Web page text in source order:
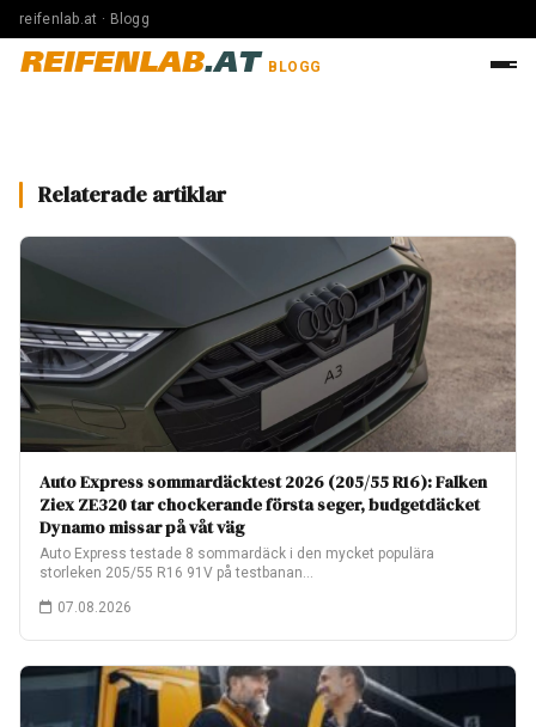
reifenlab.at · Blogg
REIFENLAB.AT BLOGG
Relaterade artiklar
Auto Express sommardäcktest 2026 (205/55 R16): Falken
Ziex ZE320 tar chockerande första seger, budgetdäcket
Dynamo missar på våt väg
Auto Express testade 8 sommardäck i den mycket populära
storleken 205/55 R16 91V på testbanan…
07.08.2026